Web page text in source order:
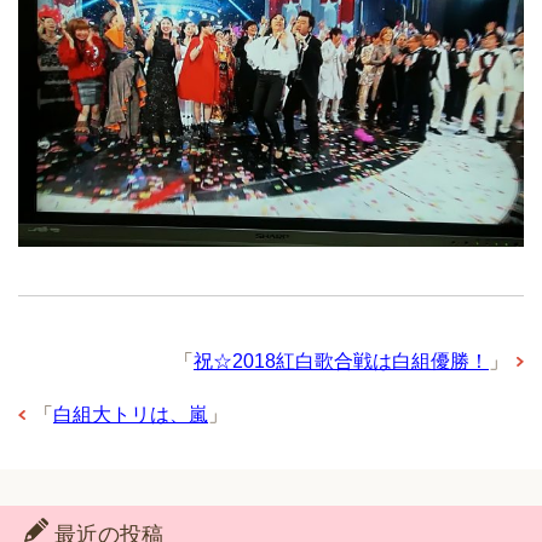
「 祝☆2018紅白歌合戦は白組優勝！ 」
「 白組大トリは、嵐 」
最近の投稿